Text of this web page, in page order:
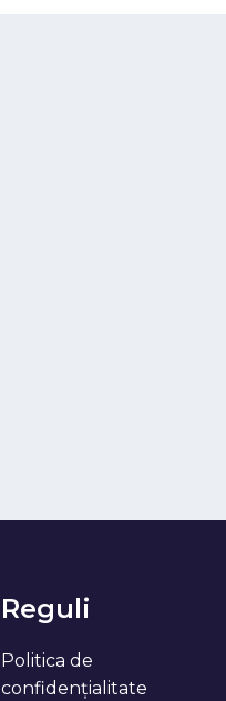
Reguli
Politica de
confidențialitate